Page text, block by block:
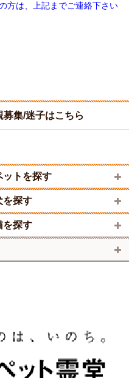
方は、上記までご連絡下さい
集/迷子はこちら
ットを探す
を探す
を探す